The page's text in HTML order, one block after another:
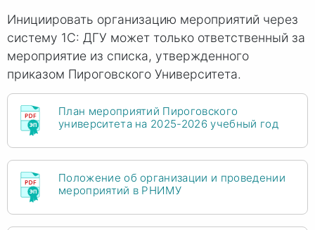
Инициировать организацию мероприятий через
систему 1С: ДГУ может только ответственный за
мероприятие из списка, утвержденного
приказом Пироговского Университета.
План мероприятий Пироговского
университета на 2025-2026 учебный год
Положение об организации и проведении
мероприятий в РНИМУ